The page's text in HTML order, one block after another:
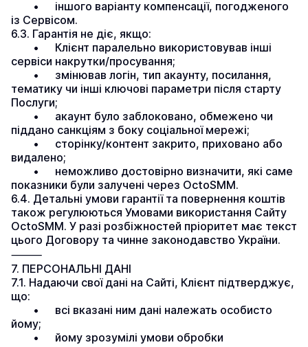
із Сервісом.
6.3. Гарантія не діє, якщо:
сервіси накрутки/просування;
тематику чи інші ключові параметри після старту
Послуги;
піддано санкціям з боку соціальної мережі;
видалено;
показники були залучені через OctoSMM.
6.4. Детальні умови гарантії та повернення коштів
також регулюються Умовами використання Сайту
OctoSMM. У разі розбіжностей пріоритет має текст
цього Договору та чинне законодавство України.
⸻
7. ПЕРСОНАЛЬНІ ДАНІ
7.1. Надаючи свої дані на Сайті, Клієнт підтверджує,
що:
йому;